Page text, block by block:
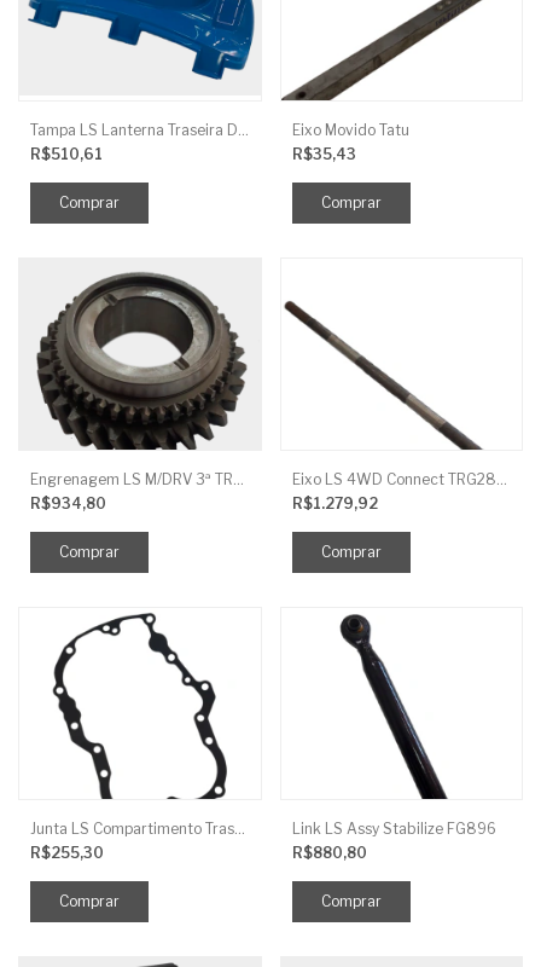
R$510,61
Eixo Movido Tatu
R$35,43
R$934,80
R$1.279,92
R$255,30
Link LS Assy Stabilize FG896
R$880,80